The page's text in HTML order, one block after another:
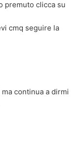
premuto clicca su
cmq seguire la
continua a dirmi